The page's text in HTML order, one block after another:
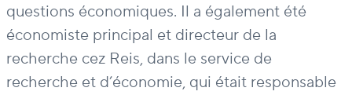
questions économiques. Il a également été
économiste principal et directeur de la
recherche cez Reis, dans le service de
recherche et d’économie, qui était responsable